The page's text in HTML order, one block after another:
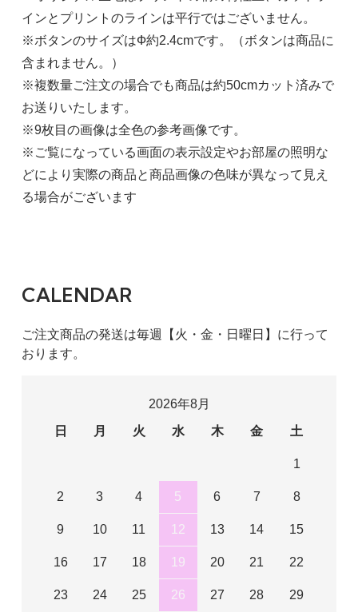
インとプリントのラインは平行ではございません。
※ボタンのサイズはФ約2.4cmです。（ボタンは商品に
含まれません。）
※複数量ご注文の場合でも商品は約50cmカット済みで
お送りいたします。
※9枚目の画像は全色の参考画像です。
※ご覧になっている画面の表示設定やお部屋の照明な
どにより実際の商品と商品画像の色味が異なって見え
る場合がございます
CALENDAR
ご注文商品の発送は毎週【火・金・日曜日】に行って
おります。
2026年8月
日
月 火 水 木 金 土
1
2 3 4 5 6 7 8
9 10 11 12 13 14 15
16 17 18 19 20 21 22
23 24 25 26 27 28 29